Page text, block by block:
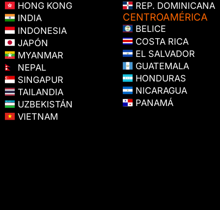
HONG KONG
INDIA
INDONESIA
JAPÓN
MYANMAR
NEPAL
SINGAPUR
TAILANDIA
UZBEKISTÁN
VIETNAM
REP. DOMINICANA
CENTROAMÉRICA
BELICE
COSTA RICA
EL SALVADOR
GUATEMALA
HONDURAS
NICARAGUA
PANAMÁ